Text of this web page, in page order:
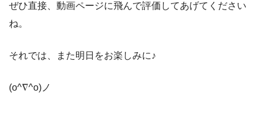
ぜひ直接、動画ページに飛んで評価してあげてください
ね。
それでは、また明日をお楽しみに♪
(o^∇^o)ノ